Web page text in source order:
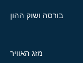
בורסה ושוק ההון
מזג האוויר